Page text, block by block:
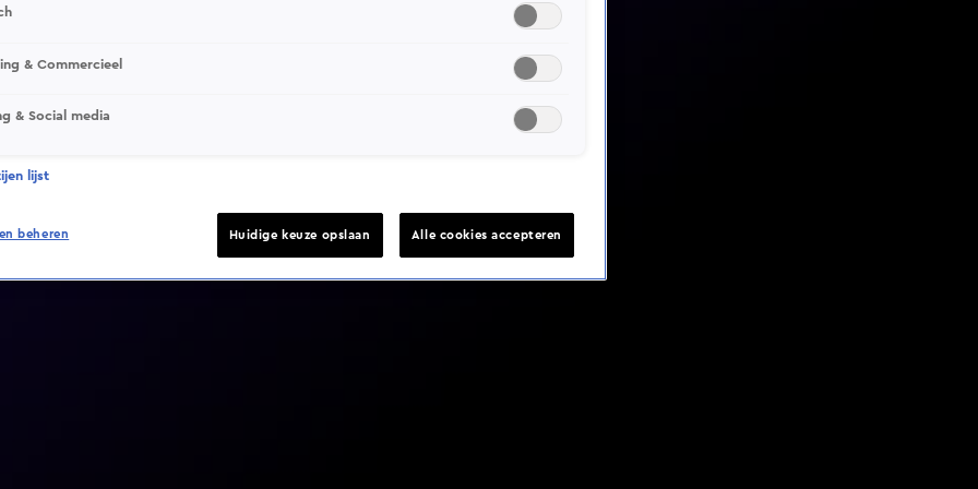
Video helaas niet gevonden
& Commercieel
& Social media
lijst
beheren Huidige keuze opslaan Alle cookies accepteren